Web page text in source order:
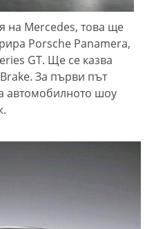
на Mercedes, това ще
Porsche Panamera,
GT. Ще се казва
За първи път
автомобилното шоу